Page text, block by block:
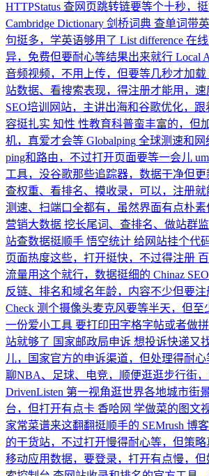
HTTPStatus 查网页跳转链要等个十秒，
Cambridge Dictionary 剑桥词典 查单词带
句挺多，学英语够用了 List difference 在
异，免费但要耐心等结果出来就行 Local
音频视频，不用上传，但要等几秒才加载
站数据、看搜索表现，得注册才能用，
SEO培训网站，主讲出海和谷歌优化，
容挺扎实 知性 性教育科普蛮丰富的，但
机，真爱才会等 Globalping 全球测速和网
ping和路由，不过打开页面要等一会儿
工具，没谷歌那些追踪器，数据干净但
查权重、看排名、摸收录，可以，注册就
测速、扫端口全都有，虽然界面有点朴
营销大数据 挖长尾词、查排名、做站群
站查数据挺顺手 悟空统计 给网站挂个代
页面热度这些，打开挺快，不过得注册
流量用这个就行，数据挺细的 Chinaz
反链、排名和域名年龄，内容不少但要注
Check 测个摄像头麦克风要等半天，但至
一份爱小工具 要打印田字格字帖或者做
站就够了 国家邮政局申诉 想投诉快递又
儿，国家官方的申诉渠道，但处理得耐心
聊NBA、足球、电竞，顺便逛逛步行街
DrivenListen 第一视角逛世界各地城市街
台，但打开有点卡 香哈网 学做菜的图文
家常菜谱来这翻翻挺顺手的 SEMrush 博客
的干货站，不过打开慢得耐心等，但策略
移动应用数据，要登录，打开有点慢，但